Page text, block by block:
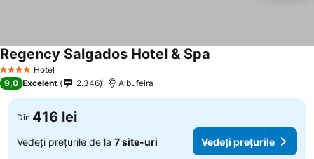
4 Stele Hotel
Regency Salgados Hotel & Spa
9,0 Excelent 2.346 Albufeira
Din 416 lei
Vedeți prețurile de la 7 site-uri Vedeți prețurile